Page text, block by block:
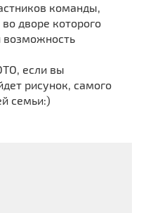
команды,
дворе которого
возможность
если вы
рисунок, самого
семьи:)